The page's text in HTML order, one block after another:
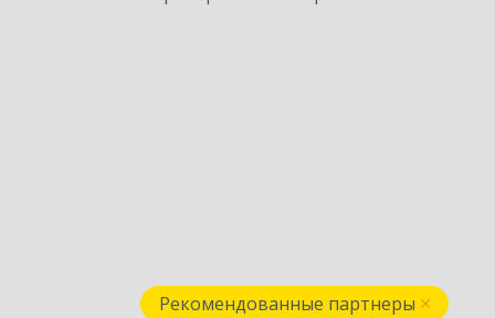
Рекомендованные партнеры